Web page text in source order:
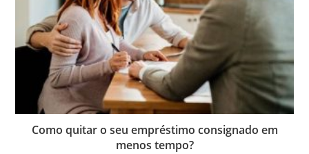
Como quitar o seu empréstimo consignado em
menos tempo?